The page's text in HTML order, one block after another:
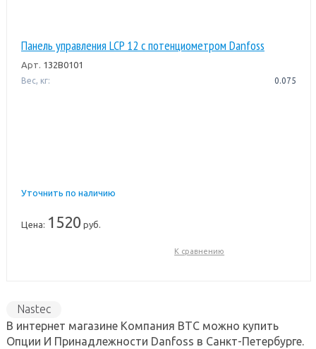
Панель управления LCP 12 с потенциометром Danfoss
Арт. 132B0101
Вес, кг: 0.075
Уточнить по наличию
Цена: 1520 руб.
К сравнению
Nastec
В интернет магазине Компания ВТС можно купить
Опции И Принадлежности Danfoss в Санкт-Петербурге.